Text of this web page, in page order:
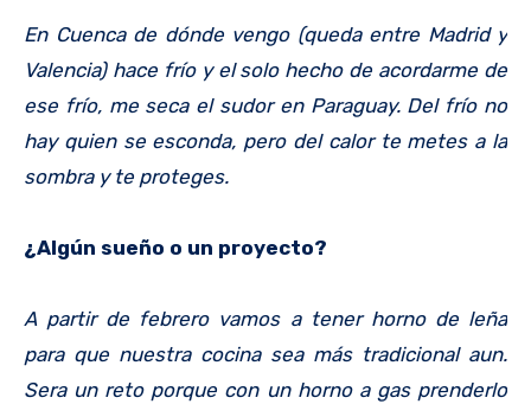
En Cuenca de dónde vengo (queda entre Madrid y
Valencia) hace frío y el solo hecho de acordarme de
ese frío, me seca el sudor en Paraguay. Del frío no
hay quien se esconda, pero del calor te metes a la
sombra y te proteges.
¿Algún sueño o un proyecto?
A partir de febrero vamos a tener horno de leña
para que nuestra cocina sea más tradicional aun.
Sera un reto porque con un horno a gas prenderlo